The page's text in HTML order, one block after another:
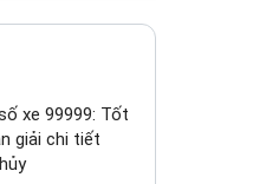
xe 99999: Tốt
giải chi tiết